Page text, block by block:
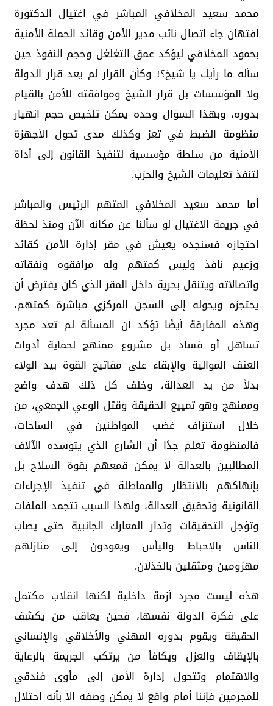
محمد سعيد المخلافي المباشر في اغتيال الدكتورة
افتهان جاء اتصال نائب مدير الأمن وقائد الحملة الأمنية
بحمود المخلافي ليؤكد عمق التغلغل وحجم النفوذ حين
سأله ما رأيك يا شيخ؟! وكأن القرار لم يعد قرار الدولة
ولا المؤسسات بل قرار الشيخ وموافقته للأمن بالقيام
بدوره، وبهذا السؤال وحده يمكن تلخيص حجم انهيار
منظومة الضبط في تعز وكذلك مدى تحول الأجهزة
الأمنية من سلطة مؤسسية لتنفيذ القانون إلى أداة
لتنفذ تعليمات الشيخ والحزب.
أما محمد سعيد المخلافي المتهم الرئيس والمباشر
في جريمة الاغتيال لو سألنا عن مكانه الآن ومنذ لحظة
احتجازه فسنجده يعيش في مقر إدارة الأمن كقائد
وزعيم نافذ وليس كمتهم وله مرافقوه ونفقاته
واتصالاته ويتنقل بحرية داخل المقر الذي كان يفترض أن
يحتجزه ويحوله إلى السجن المركزي مباشرة كمتهم،
وهذه المفارقة أيضًا تؤكد أن المسألة لم تعد مجرد
تساهل أو فساد بل مشروع ممنهج لحماية أدوات
العنف الموالية والإبقاء على مفاتيح القوة بيد الولاء
بدلاً من يد العدالة، وخلف كل ذلك هدف واضح
وممنهج وهو تمييع الحقيقة وقتل الوعي الجمعي، من
خلال استنزاف غضب المواطنين في الساحات،
فالمنظومة تعلم جدًا أن الشارع الذي يتوسده الآلاف
المطالبين بالعدالة لا يمكن قمعهم بقوة السلاح بل
بإنهاكهم بالانتظار والمماطلة في تنفيذ الإجراءات
القانونية وتحقيق العدالة، ولهذا السبب تتجمد الملفات
وتؤجل التحقيقات وتدار المعارك الجانبية حتى يصاب
الناس بالإحباط واليأس ويعودون إلى منازلهم
مهزومين ومثقلين بالخذلان.
هذه ليست مجرد أزمة داخلية لكنها انقلاب مكتمل
على فكرة الدولة نفسها، فحين يعاقب من يكشف
الحقيقة ويقوم بدوره المهني والأخلاقي والإنساني
بالإيقاف والعزل ويكافأ من يرتكب الجريمة بالرعاية
والاهتمام وتتحول إدارة الأمن إلى مأوى فندقي
للمجرمين فإننا أمام واقع لا يمكن وصفه إلا بأنه احتلال